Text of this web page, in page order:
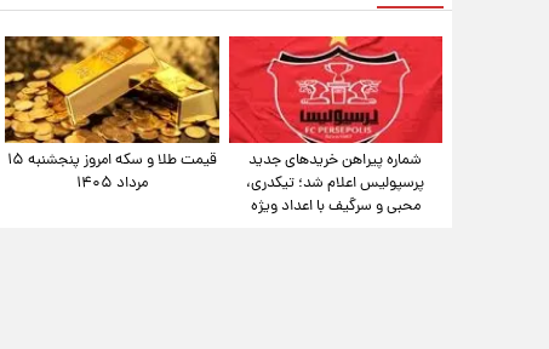
شماره پیراهن خریدهای جدید
پرسپولیس اعلام شد؛ تیکدری،
محبی و سرگیف با اعداد ویژه
قیمت طلا و سکه امروز پنجشنبه ۱۵
مرداد ۱۴۰۵